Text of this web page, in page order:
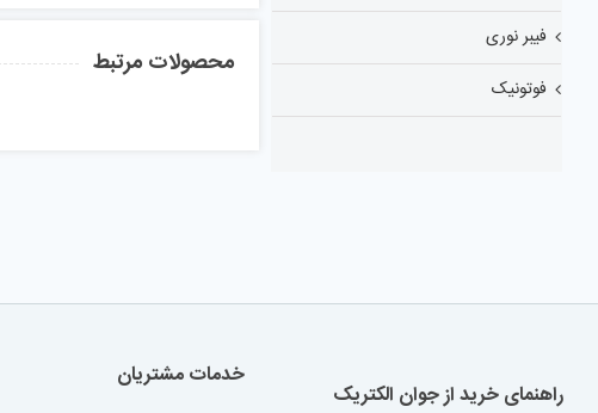
محصولات مرتبط
فیبر نوری
فوتونیک
راهنمای خرید از جوان الکتریک
خدمات مشتریان